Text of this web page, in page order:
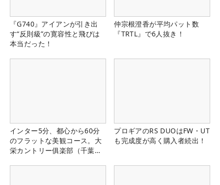
『G740』アイアンが引き出
す“反則級”の寛容性と飛びは
本当だった！
仲宗根澄香が平均パット数
『TRTL』で6人抜き！
インター5分、都心から60分
のフラットな美観コース。大
栄カントリー俱楽部（千葉
プロギアのRS DUOはFW・UT
も完成度が高く購入者続出！